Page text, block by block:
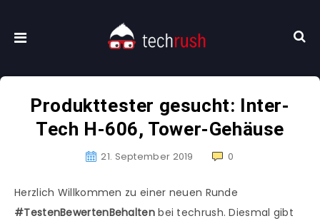
Produkttester gesucht: Inter-
Tech H-606, Tower-Gehäuse
21. September 2019 0
Herzlich Willkommen zu einer neuen Runde
#TestenBewertenBehaltenbei techrush. Diesmal gibt